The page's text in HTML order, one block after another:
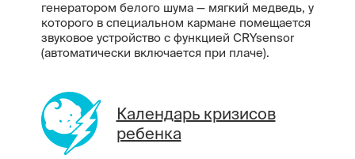
генератором белого шума — мягкий медведь, у
которого в специальном кармане помещается
звуковое устройство с функцией CRYsensor
(автоматически включается при плаче).
Календарь кризисов
ребенка